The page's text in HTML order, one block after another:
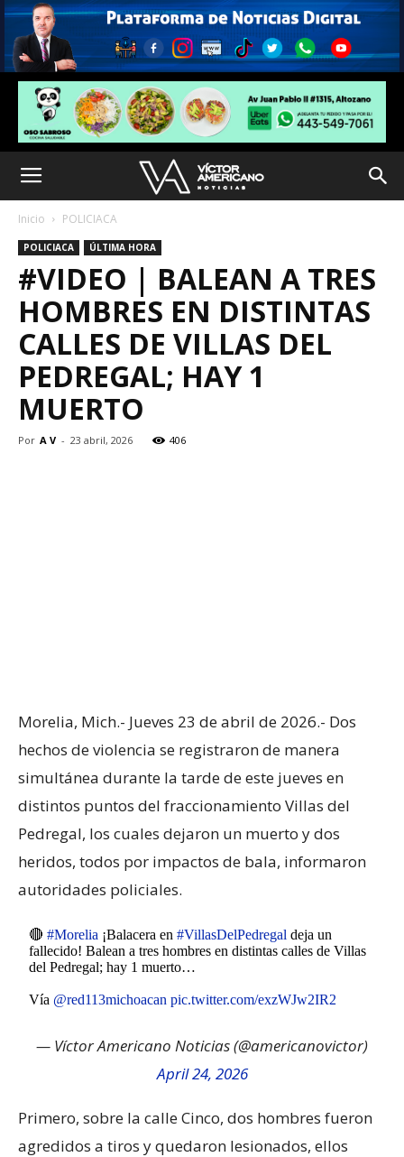
Inicio POLICIACA
POLICIACA ÚLTIMA HORA
#VIDEO | BALEAN A TRES
HOMBRES EN DISTINTAS
CALLES DE VILLAS DEL
PEDREGAL; HAY 1
MUERTO
Por A V - 23 abril, 2026 406
Morelia, Mich.- Jueves 23 de abril de 2026.- Dos
hechos de violencia se registraron de manera
simultánea durante la tarde de este jueves en
distintos puntos del fraccionamiento Villas del
Pedregal, los cuales dejaron un muerto y dos
heridos, todos por impactos de bala, informaron
autoridades policiales.
🔴#Morelia ¡Balacera en#VillasDelPedregal deja un
fallecido! Balean a tres hombres en distintas calles de Villas
del Pedregal; hay 1 muerto…
Vía @red113michoacan pic.twitter.com/exzWJw2IR2
— Víctor Americano Noticias (@americanovictor)
April 24, 2026
Primero, sobre la calle Cinco, dos hombres fueron
agredidos a tiros y quedaron lesionados, ellos